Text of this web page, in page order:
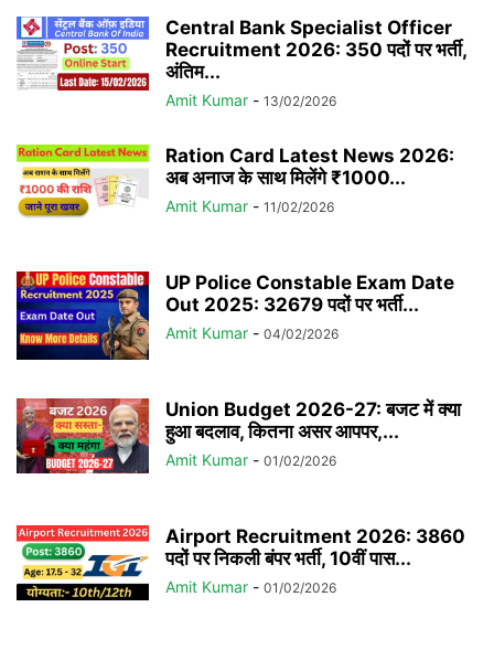
Central Bank Specialist Officer
Recruitment 2026: 350 पदों पर भर्ती,
अंतिम...
Amit Kumar - 13/02/2026
Ration Card Latest News 2026:
अब अनाज के साथ मिलेंगे ₹1000...
Amit Kumar - 11/02/2026
UP Police Constable Exam Date
Out 2025: 32679 पदों पर भर्ती...
Amit Kumar - 04/02/2026
Union Budget 2026-27: बजट में क्या
हुआ बदलाव, कितना असर आपपर,...
Amit Kumar - 01/02/2026
Airport Recruitment 2026: 3860
पदों पर निकली बंपर भर्ती, 10वीं पास...
Amit Kumar - 01/02/2026